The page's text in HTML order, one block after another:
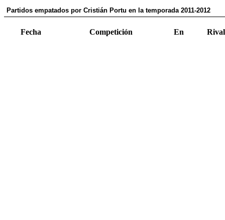
Partidos empatados por Cristián Portu en la temporada 2011-2012
Fecha Competición En Rival